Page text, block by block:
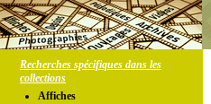
Recherches spécifiques dans les
collections
Affiches